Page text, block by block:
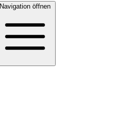
Navigation öffnen